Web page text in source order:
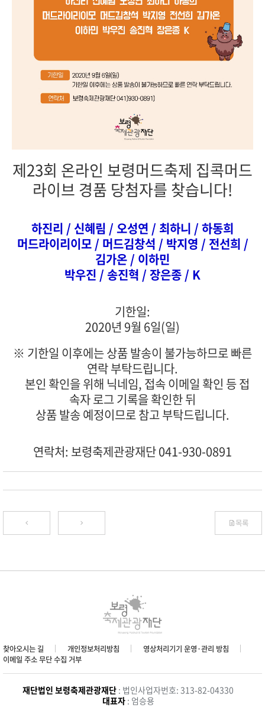
제23회 온라인 보령머드축제 집콕머드
라이브 경품 당첨자를 찾습니다!
하진리 / 신혜림 / 오성연 / 최하니 / 하동희
머드라이리이모 / 머드김창석 / 박지영 / 전선희 /
김가온 / 이하민
박우진 / 송진혁 / 장은종 / K
기한일:
2020년 9월 6일(일)
※ 기한일 이후에는 상품 발송이 불가능하므로 빠른
연락 부탁드립니다.
본인 확인을 위해 닉네임, 접속 이메일 확인 등 접
속자 로그 기록을 확인한 뒤
상품 발송 예정이므로 참고 부탁드립니다.
연락처: 보령축제관광재단 041-930-0891
목록
찾아오시는 길 개인정보처리방침
영상처리기기 운영·관리 방침
이메일 주소 무단 수집 거부
재단법인 보령축제관광재단 : 법인사업자번호: 313-82-04330
대표자: 엄승용